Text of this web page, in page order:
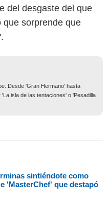
del desgaste del que
que sorprende que
Desde 'Gran Hermano' hasta
isla de las tentaciones' o 'Pesadilla
sintiéndote como
'MasterChef' que destapó